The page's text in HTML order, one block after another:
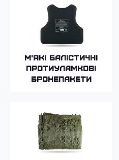
М'які балістичні
протиуламкові
бронепакети